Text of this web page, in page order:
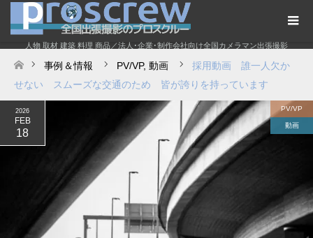
人物 取材 建築 料理 商品／法人･企業･制作会社向け全国カメラマン出張撮影
ホーム
事例＆情報 PV/VP, 動画
採用動画 誰一人欠か
せない スムーズな交通のため 皆が誇りを持っています
2026
FEB
18
PV/VP
動画